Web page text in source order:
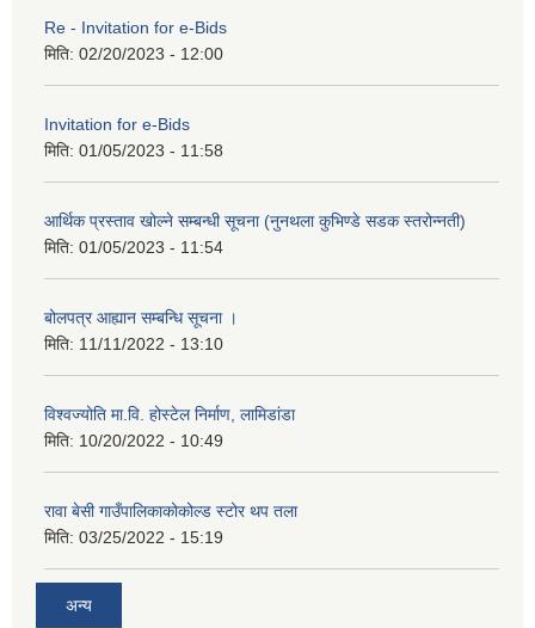
Re - Invitation for e-Bids
मिति: 02/20/2023 - 12:00
Invitation for e-Bids
मिति: 01/05/2023 - 11:58
आर्थिक प्रस्ताव खोल्ने सम्बन्धी सूचना (नुनथला कुभिण्डे सडक स्तरोन्नती)
मिति: 01/05/2023 - 11:54
बोलपत्र आह्यान सम्बन्धि सूचना ।
मिति: 11/11/2022 - 13:10
विश्वज्योति मा.वि. होस्टेल निर्माण, लामिडांडा
मिति: 10/20/2022 - 10:49
रावा बेसी गाउँपालिकाकोकोल्ड स्टोर थप तला
मिति: 03/25/2022 - 15:19
अन्य